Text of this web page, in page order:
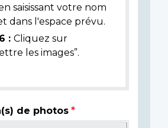
saisissant votre nom
dans l'espace prévu.
: Cliquez sur
les images”.
de photos